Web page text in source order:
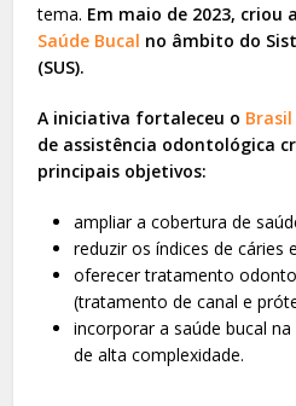
tema. Em maio de 2023, criou a
Saúde Bucal no âmbito do
(SUS).
A iniciativa fortaleceu o
de assistência odontológica
principais objetivos:
ampliar a cobertura de
reduzir os índices de cáries
oferecer tratamento
(tratamento de canal e
incorporar a saúde bucal
de alta complexidade.